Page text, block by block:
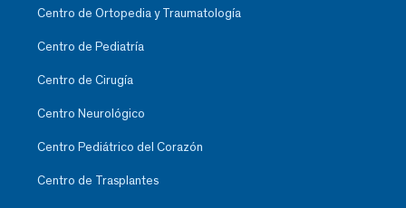
Centro de Ortopedia y Traumatología
Centro de Pediatría
Centro de Cirugía
Centro Neurológico
Centro Pediátrico del Corazón
Centro de Trasplantes